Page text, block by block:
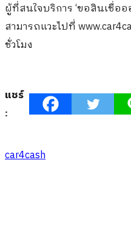
ผู้ที่สนใจบริการ ‘ขอสินเชื่อ
สามารถแวะไปที่
ชั่วโมง
แชร์
:
car4cash